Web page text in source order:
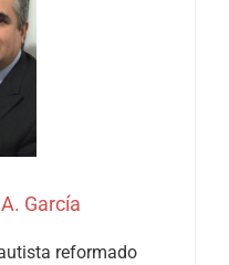
García
reformado